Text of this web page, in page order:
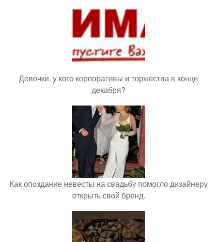
Девочки, у кого корпоративы и торжества в конце
декабря?
Как опоздание невесты на свадьбу помогло дизайнеру
открыть свой бренд.